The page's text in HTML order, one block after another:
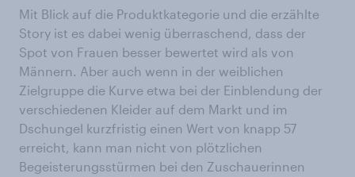
Mit Blick auf die Produktkategorie und die erzählte
Story ist es dabei wenig überraschend, dass der
Spot von Frauen besser bewertet wird als von
Männern. Aber auch wenn in der weiblichen
Zielgruppe die Kurve etwa bei der Einblendung der
verschiedenen Kleider auf dem Markt und im
Dschungel kurzfristig einen Wert von knapp 57
erreicht, kann man nicht von plötzlichen
Begeisterungsstürmen bei den Zuschauerinnen